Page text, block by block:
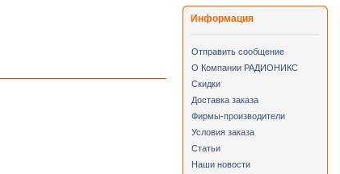
Информация
Отправить сообщение
О Компании РАДИОНИКС
Скидки
Доставка заказа
Фирмы-производители
Условия заказа
Статьи
Наши новости